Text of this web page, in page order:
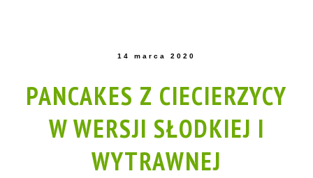
14 marca 2020
PANCAKES Z CIECIERZYCY
W WERSJI SŁODKIEJ I
WYTRAWNEJ